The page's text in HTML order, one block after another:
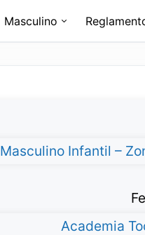
Masculino
Masculino Infantil –
Academia